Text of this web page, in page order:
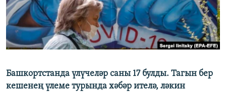
ДИНИ ТОРМЫШ
ПӘРӘВЕЗ
ФӘН-ФӘСМӘТӘН
ӘЙДӘ ONLINE
IDEL.РЕАЛИИ
Башкортстанда үлүчеләр саны 17 булды. Тагын бер
кешенең үлеме турында хәбәр ителә, ләкин